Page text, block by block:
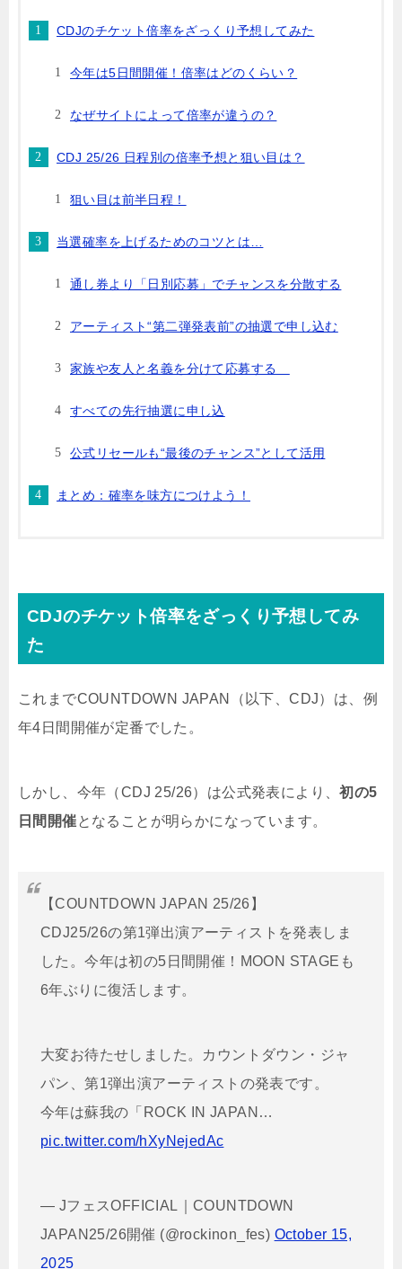
CDJのチケット倍率をざっくり予想してみた
今年は5日間開催！倍率はどのくらい？
なぜサイトによって倍率が違うの？
CDJ 25/26 日程別の倍率予想と狙い目は？
狙い目は前半日程！
当選確率を上げるためのコツとは…
通し券より「日別応募」でチャンスを分散する
アーティスト“第二弾発表前”の抽選で申し込む
家族や友人と名義を分けて応募する
すべての先行抽選に申し込
公式リセールも“最後のチャンス”として活用
まとめ：確率を味方につけよう！
CDJのチケット倍率をざっくり予想してみ
た
これまでCOUNTDOWN JAPAN（以下、CDJ）は、例
年4日間開催が定番でした。
しかし、今年（CDJ 25/26）は公式発表により、初の5
日間開催となることが明らかになっています。
【COUNTDOWN JAPAN 25/26】
CDJ25/26の第1弾出演アーティストを発表しま
した。今年は初の5日間開催！MOON STAGEも
6年ぶりに復活します。
大変お待たせしました。カウントダウン・ジャ
パン、第1弾出演アーティストの発表です。
今年は蘇我の「ROCK IN JAPAN…
pic.twitter.com/hXyNejedAc
— JフェスOFFICIAL｜COUNTDOWN
JAPAN25/26開催 (@rockinon_fes) October 15,
2025